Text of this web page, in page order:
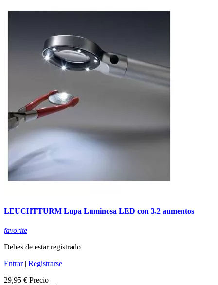
LEUCHTTURM Lupa Luminosa LED con 3,2 aumentos
favorite
Debes de estar registrado
Entrar| Registrarse
29,95 € Precio